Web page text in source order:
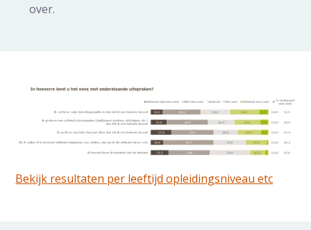
over.
Bekijk resultaten per leeftijd opleidingsniveau etc